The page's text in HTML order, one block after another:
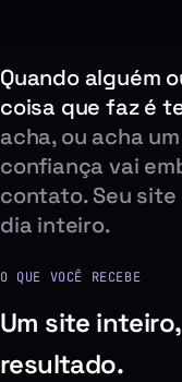
Quando alguém
coisa que faz é
acha, ou acha
confiança vai
contato. Seu
dia inteiro.
O QUE VOCÊ RECEBE
Um site
resultado.